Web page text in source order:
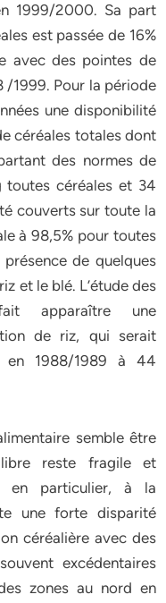
1999/2000. Sa part
est passée de 16%
avec des pointes de
/1999. Pour la période
une disponibilité
céréales totales dont
des normes de
toutes céréales et 34
couverts sur toute la
à 98,5% pour toutes
de quelques
et le blé. L’étude des
apparaître une
de riz, qui serait
en 1988/1989 à 44
semble être
reste fragile et
en particulier, à la
une forte disparité
céréalière avec des
excédentaires
zones au nord en